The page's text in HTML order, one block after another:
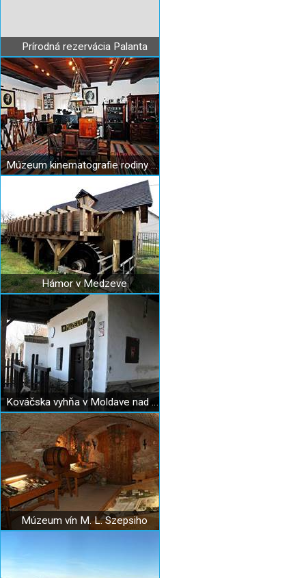
Prírodná rezervácia Palanta
Múzeum kinematografie rodiny Schusterovej
Hámor v Medzeve
Kováčska vyhňa v Moldave nad Bodvou
Múzeum vín M. L. Szepsiho